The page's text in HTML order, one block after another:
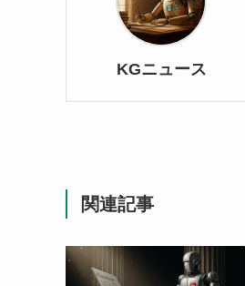
KGニュース
関連記事